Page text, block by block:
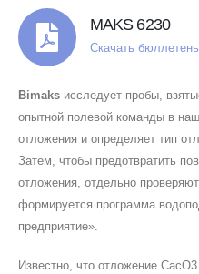
MAKS 6230
Скачать
Bimaks исследует пробы,
опытной полевой команды в
отложения и определяет тип
Затем, чтобы предотвратить
отложения, отдельно
формируется программа
предприятие».
Известно, что отложение